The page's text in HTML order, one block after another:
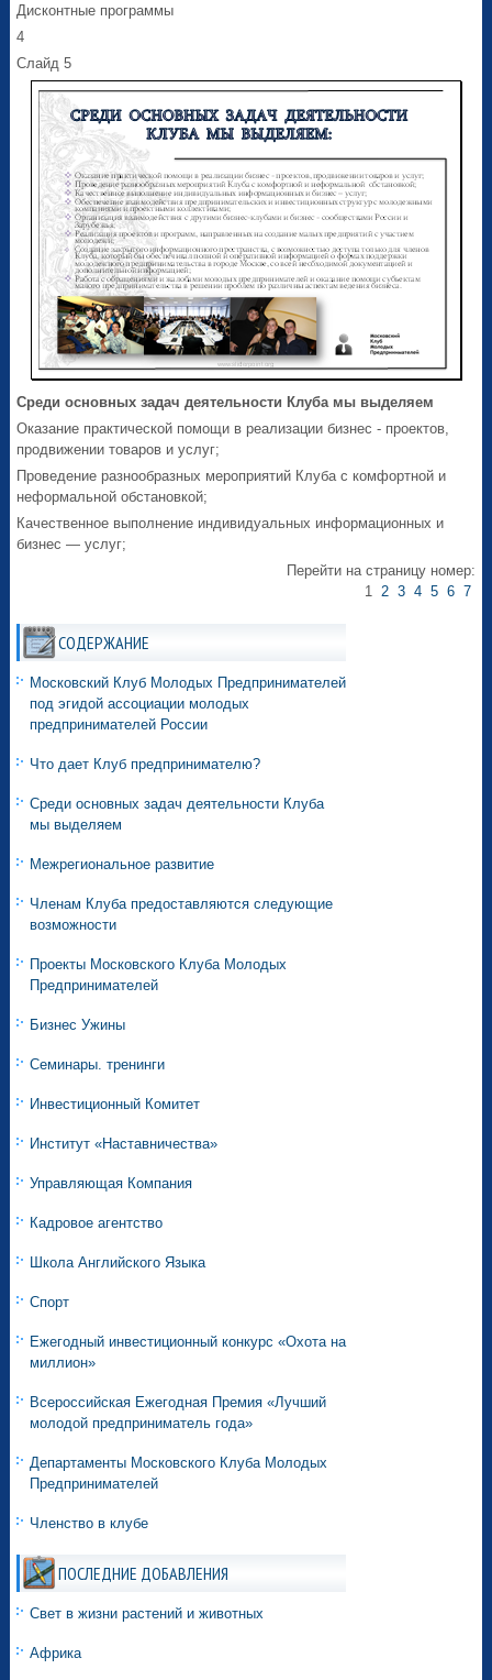
Дисконтные программы
4
Слайд 5
Среди основных задач деятельности Клуба мы выделяем
Оказание практической помощи в реализации бизнес - проектов,
продвижении товаров и услуг;
Проведение разнообразных мероприятий Клуба с комфортной и
неформальной обстановкой;
Качественное выполнение индивидуальных информационных и
бизнес — услуг;
Перейти на страницу номер:
1 2 3 4 5 6 7
СОДЕРЖАНИЕ
Московский Клуб Молодых Предпринимателей
под эгидой ассоциации молодых
предпринимателей России
Что дает Клуб предпринимателю?
Среди основных задач деятельности Клуба
мы выделяем
Межрегиональное развитие
Членам Клуба предоставляются следующие
возможности
Проекты Московского Клуба Молодых
Предпринимателей
Бизнес Ужины
Семинары. тренинги
Инвестиционный Комитет
Институт «Наставничества»
Управляющая Компания
Кадровое агентство
Школа Английского Языка
Спорт
Ежегодный инвестиционный конкурс «Охота на
миллион»
Всероссийская Ежегодная Премия «Лучший
молодой предприниматель года»
Департаменты Московского Клуба Молодых
Предпринимателей
Членство в клубе
ПОСЛЕДНИЕ ДОБАВЛЕНИЯ
Свет в жизни растений и животных
Африка